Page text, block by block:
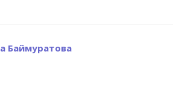
Баймуратова